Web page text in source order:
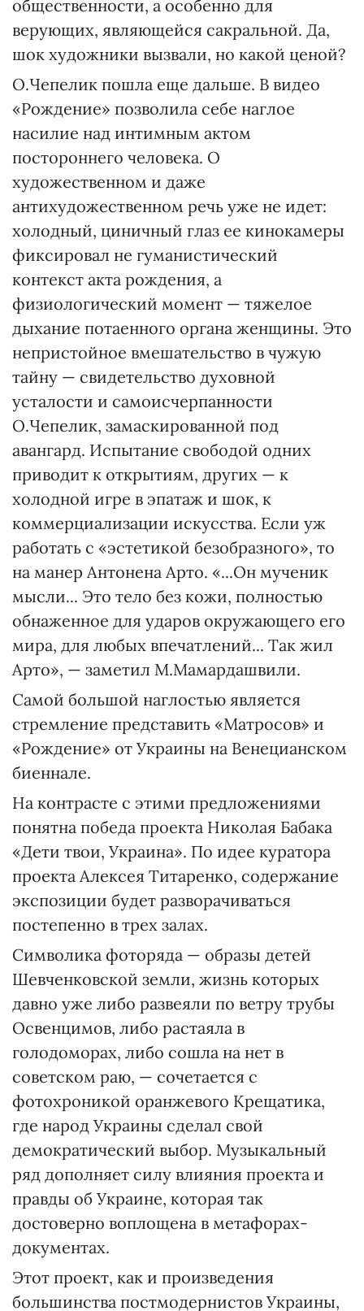
общественности, а особенно для
верующих, являющейся сакральной. Да,
шок художники вызвали, но какой ценой?
О.Чепелик пошла еще дальше. В видео
«Рождение» позволила себе наглое
насилие над интимным актом
постороннего человека. О
художественном и даже
антихудожественном речь уже не идет:
холодный, циничный глаз ее кинокамеры
фиксировал не гуманистический
контекст акта рождения, а
физиологический момент — тяжелое
дыхание потаенного органа женщины. Это
непристойное вмешательство в чужую
тайну — свидетельство духовной
усталости и самоисчерпанности
О.Чепелик, замаскированной под
авангард. Испытание свободой одних
приводит к открытиям, других — к
холодной игре в эпатаж и шок, к
коммерциализации искусства. Если уж
работать с «эстетикой безобразного», то
на манер Антонена Арто. «...Он мученик
мысли... Это тело без кожи, полностью
обнаженное для ударов окружающего его
мира, для любых впечатлений... Так жил
Арто», — заметил М.Мамардашвили.
Самой большой наглостью является
стремление представить «Матросов» и
«Рождение» от Украины на Венецианском
биеннале.
На контрасте с этими предложениями
понятна победа проекта Николая Бабака
«Дети твои, Украина». По идее куратора
проекта Алексея Титаренко, содержание
экспозиции будет разворачиваться
постепенно в трех залах.
Символика фоторяда — образы детей
Шевченковской земли, жизнь которых
давно уже либо развеяли по ветру трубы
Освенцимов, либо растаяла в
голодоморах, либо сошла на нет в
советском раю, — сочетается с
фотохроникой оранжевого Крещатика,
где народ Украины сделал свой
демократический выбор. Музыкальный
ряд дополняет силу влияния проекта и
правды об Украине, которая так
достоверно воплощена в метафорах-
документах.
Этот проект, как и произведения
большинства постмодернистов Украины,